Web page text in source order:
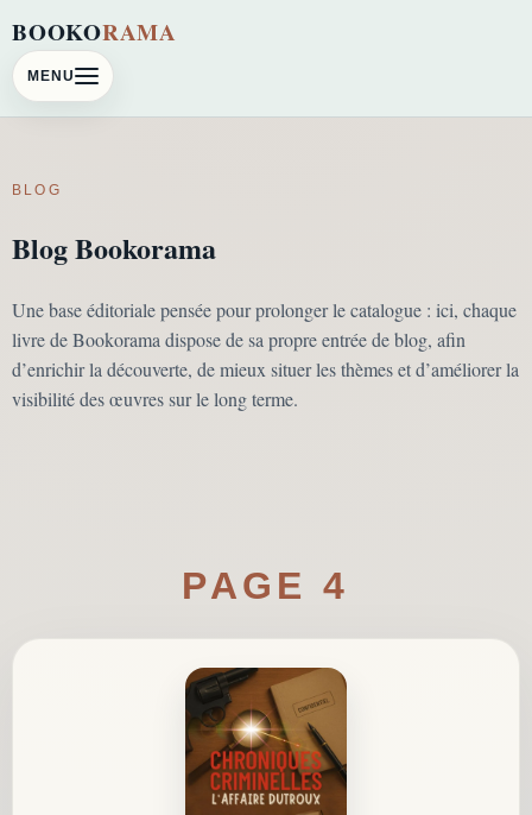
BOOKORAMA
MENU
BLOG
Blog Bookorama
Une base éditoriale pensée pour prolonger le catalogue : ici, chaque
livre de Bookorama dispose de sa propre entrée de blog, afin
d’enrichir la découverte, de mieux situer les thèmes et d’améliorer la
visibilité des œuvres sur le long terme.
PAGE 4